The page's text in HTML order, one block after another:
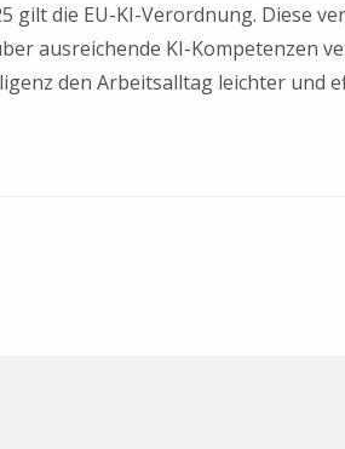
gilt die EU-KI-Verordnung. Diese
ausreichende KI-Kompetenzen
den Arbeitsalltag leichter